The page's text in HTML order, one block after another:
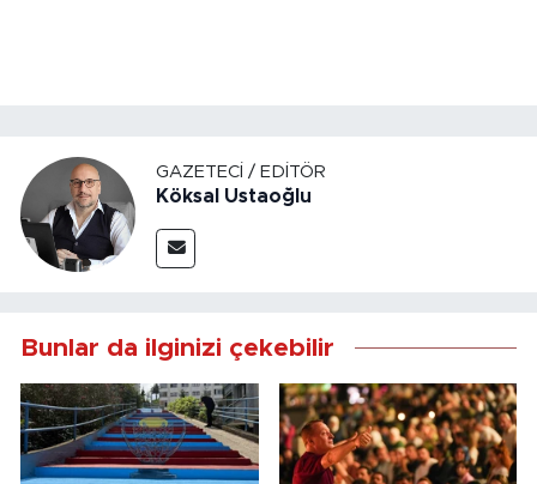
GAZETECI / EDITÖR
Köksal Ustaoğlu
Bunlar da ilginizi çekebilir